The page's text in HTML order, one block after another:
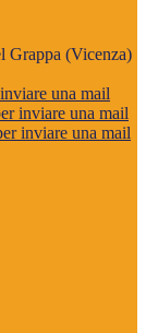
Grappa (Vicenza)
una mail
inviare una mail
inviare una mail